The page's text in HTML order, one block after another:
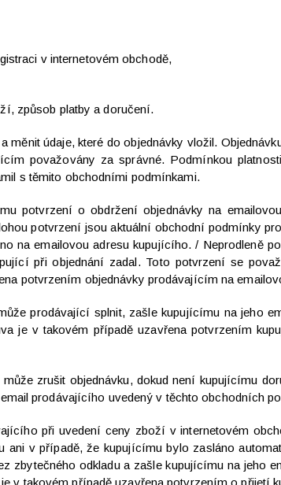
v internetovém obchodě,
způsob platby a doručení.
údaje, které do objednávky vložil.
považovány za správné. Podmínkou
s těmito obchodními podmínkami.
potvrzení o obdržení objednávky na
potvrzení jsou aktuální obchodní podmínky
na emailovou adresu kupujícího. / Neprodleně
při objednání zadal. Toto potvrzení se
potvrzením objednávky prodávajícím na
prodávající splnit, zašle kupujícímu na jeho
je v takovém případě uzavřena potvrzením
zrušit objednávku, dokud není kupujícímu
prodávajícího uvedený v těchto obchodních
při uvedení ceny zboží v internetovém
v případě, že kupujícímu bylo zasláno
odkladu a zašle kupujícímu na jeho
v takovém případě uzavřena potvrzením o přijetí